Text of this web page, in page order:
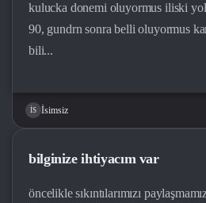
kulucka donemi oluyormus iliski
90, gundrn sonra belli oluyormus
bili...
İS İsimsiz
bilginize ihtiyacım var
öncelikle sıkıntılarımızı